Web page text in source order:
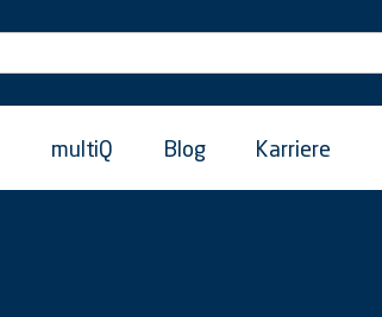
multiQ Blog Karriere